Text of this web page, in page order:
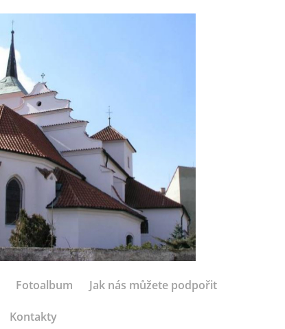
Fotoalbum Jak nás můžete podpořit
Kontakty